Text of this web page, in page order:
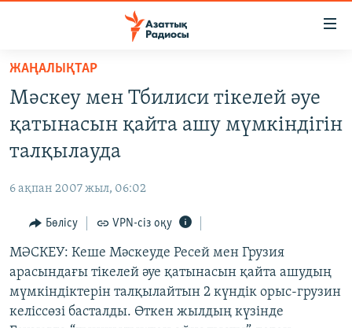
Skip
main
content
main
Search
АДАМ ҚҰҚЫҚТАРЫ
ӘЛЕУМЕТ
ӘЛЕМ
АРНАЙЫ ЖОБАЛАР
Русский
ЖАҢАЛЫҚТАР
Мәскеу мен Тбилиси тікелей әуе
қатынасын қайта ашу мүмкіндігін
талқылауда
6 ақпан 2007 жыл, 06:02
Бөлісу VPN-сіз оқу
МӘСКЕУ: Кеше Мәскеуде Ресей мен Грузия
арасындағы тікелей әуе қатынасын қайта ашудың
мүмкіндіктерін талқылайтын 2 күндік орыс-грузин
келіссөзі басталды. Өткен жылдың күзінде